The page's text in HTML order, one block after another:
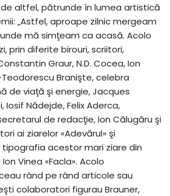
altfel, pătrunde în lumea artistică
„Astfel, aproape zilnic mergeam
mă simţeam ca acasă. Acolo
prin diferite birouri, scriitori,
Graur, N.D. Cocea, Ion
Branişte, celebra
de viaţă şi energie, Jacques
Iosif Nădejde, Felix Aderca,
de redacţie, Ion Călugăru şi
ai ziarelor «Adevărul» şi
tipografia acestor mari ziare din
Vinea «Facla». Acolo
rând pe rând articole sau
colaboratori figurau Brauner,